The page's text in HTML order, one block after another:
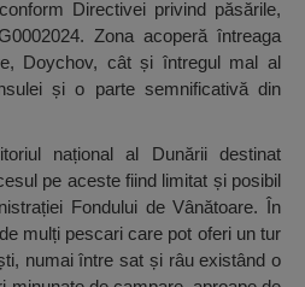
Directivei privind păsările,
Zona acoperă întreaga
Doychov, cât și întregul mal al
și o parte semnificativă din
național al Dunării destinat
pe aceste fiind limitat și posibil
Fondului de Vânătoare. În
mulți pescari care pot oferi un tur
numai între sat și râu existând o